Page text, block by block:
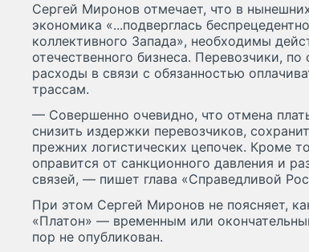
Сергей Миронов отмечает, что в
экономика «...подверглась
коллективного Запада», необходимы
отечественного бизнеса. Перевозчики,
расходы в связи с обязанностью
трассам.
— Совершенно очевидно, что отмена
снизить издержки перевозчиков,
прежних логистических цепочек. Кроме
оправится от санкционного давления и
связей, — пишет глава «Справедливой
При этом Сергей Миронов не поясняет,
«Платон» — временным или
пор не опубликован.